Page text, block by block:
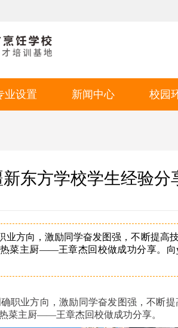
业设置
餐专业
新闻中心
就业动态
校园
学生
东方学校学生经验分
方向，激励同学奋发图强，不断提高
菜主厨——王章杰回校做成功分享。向
职业方向，激励同学奋发图强，不断提
菜主厨——王章杰回校做成功分享。